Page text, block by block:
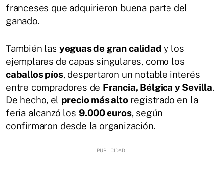
franceses que adquirieron buena parte del
ganado.
También las yeguas de gran calidad y los
ejemplares de capas singulares, como los
caballos píos, despertaron un notable interés
entre compradores de Francia, Bélgica y Sevilla.
De hecho, el precio más altoregistrado en la
feria alcanzó los 9.000 euros, según
confirmaron desde la organización.